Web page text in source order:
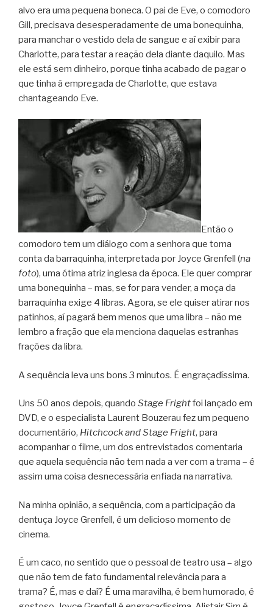
alvo era uma pequena boneca. O pai de Eve, o comodoro
Gill, precisava desesperadamente de uma bonequinha,
para manchar o vestido dela de sangue e aí exibir para
Charlotte, para testar a reação dela diante daquilo. Mas
ele está sem dinheiro, porque tinha acabado de pagar o
que tinha à empregada de Charlotte, que estava
chantageando Eve.
Então o
comodoro tem um diálogo com a senhora que toma
conta da barraquinha, interpretada por Joyce Grenfell (na
foto), uma ótima atriz inglesa da época. Ele quer comprar
uma bonequinha – mas, se for para vender, a moça da
barraquinha exige 4 libras. Agora, se ele quiser atirar nos
patinhos, aí pagará bem menos que uma libra – não me
lembro a fração que ela menciona daquelas estranhas
frações da libra.
A sequência leva uns bons 3 minutos. É engraçadíssima.
Uns 50 anos depois, quando Stage Frightfoi lançado em
DVD, e o especialista Laurent Bouzerau fez um pequeno
documentário, Hitchcock and Stage Fright, para
acompanhar o filme, um dos entrevistados comentaria
que aquela sequência não tem nada a ver com a trama – é
assim uma coisa desnecessária enfiada na narrativa.
Na minha opinião, a sequência, com a participação da
dentuça Joyce Grenfell, é um delicioso momento de
cinema.
É um caco, no sentido que o pessoal de teatro usa – algo
que não tem de fato fundamental relevância para a
trama? É, mas e daí? É uma maravilha, é bem humorado, é